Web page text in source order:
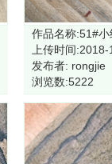
作品名称:51#
上传时间
发布者: rongjie
浏览数:5222